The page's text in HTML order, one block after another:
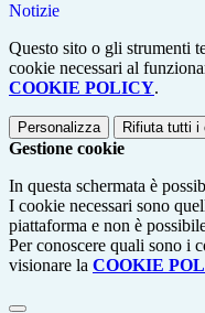
Notizie
Questo sito o gli strumenti
cookie necessari al
COOKIE POLICY.
Personalizza Rifiuta tutti i
Gestione cookie
In questa schermata è
I cookie necessari sono
piattaforma e non è
Per conoscere quali sono i
visionare la COOKIE